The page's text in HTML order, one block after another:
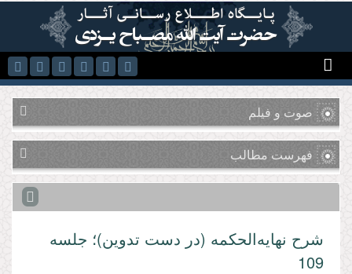
رفتن به محتوای اصلی
صوت و فیلم
فهرست مطالب
شرح نهایه‌الحکمه (در دست تدوین)؛ جلسه
109